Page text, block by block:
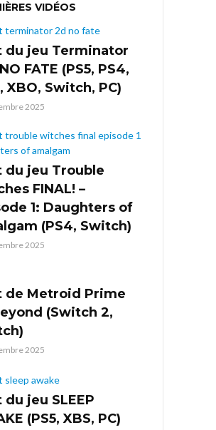
VIDÉOS
du jeu Terminator
FATE (PS5, PS4,
XBO, Switch, PC)
2025
du jeu Trouble
FINAL! –
1: Daughters of
(PS4, Switch)
2025
de Metroid Prime
(Switch 2,
2025
du jeu SLEEP
(PS5, XBS, PC)